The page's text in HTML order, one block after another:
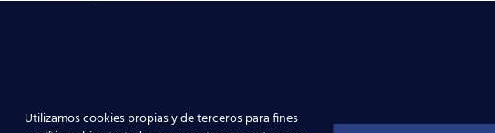
Utilizamos cookies propias y de terceros para fines